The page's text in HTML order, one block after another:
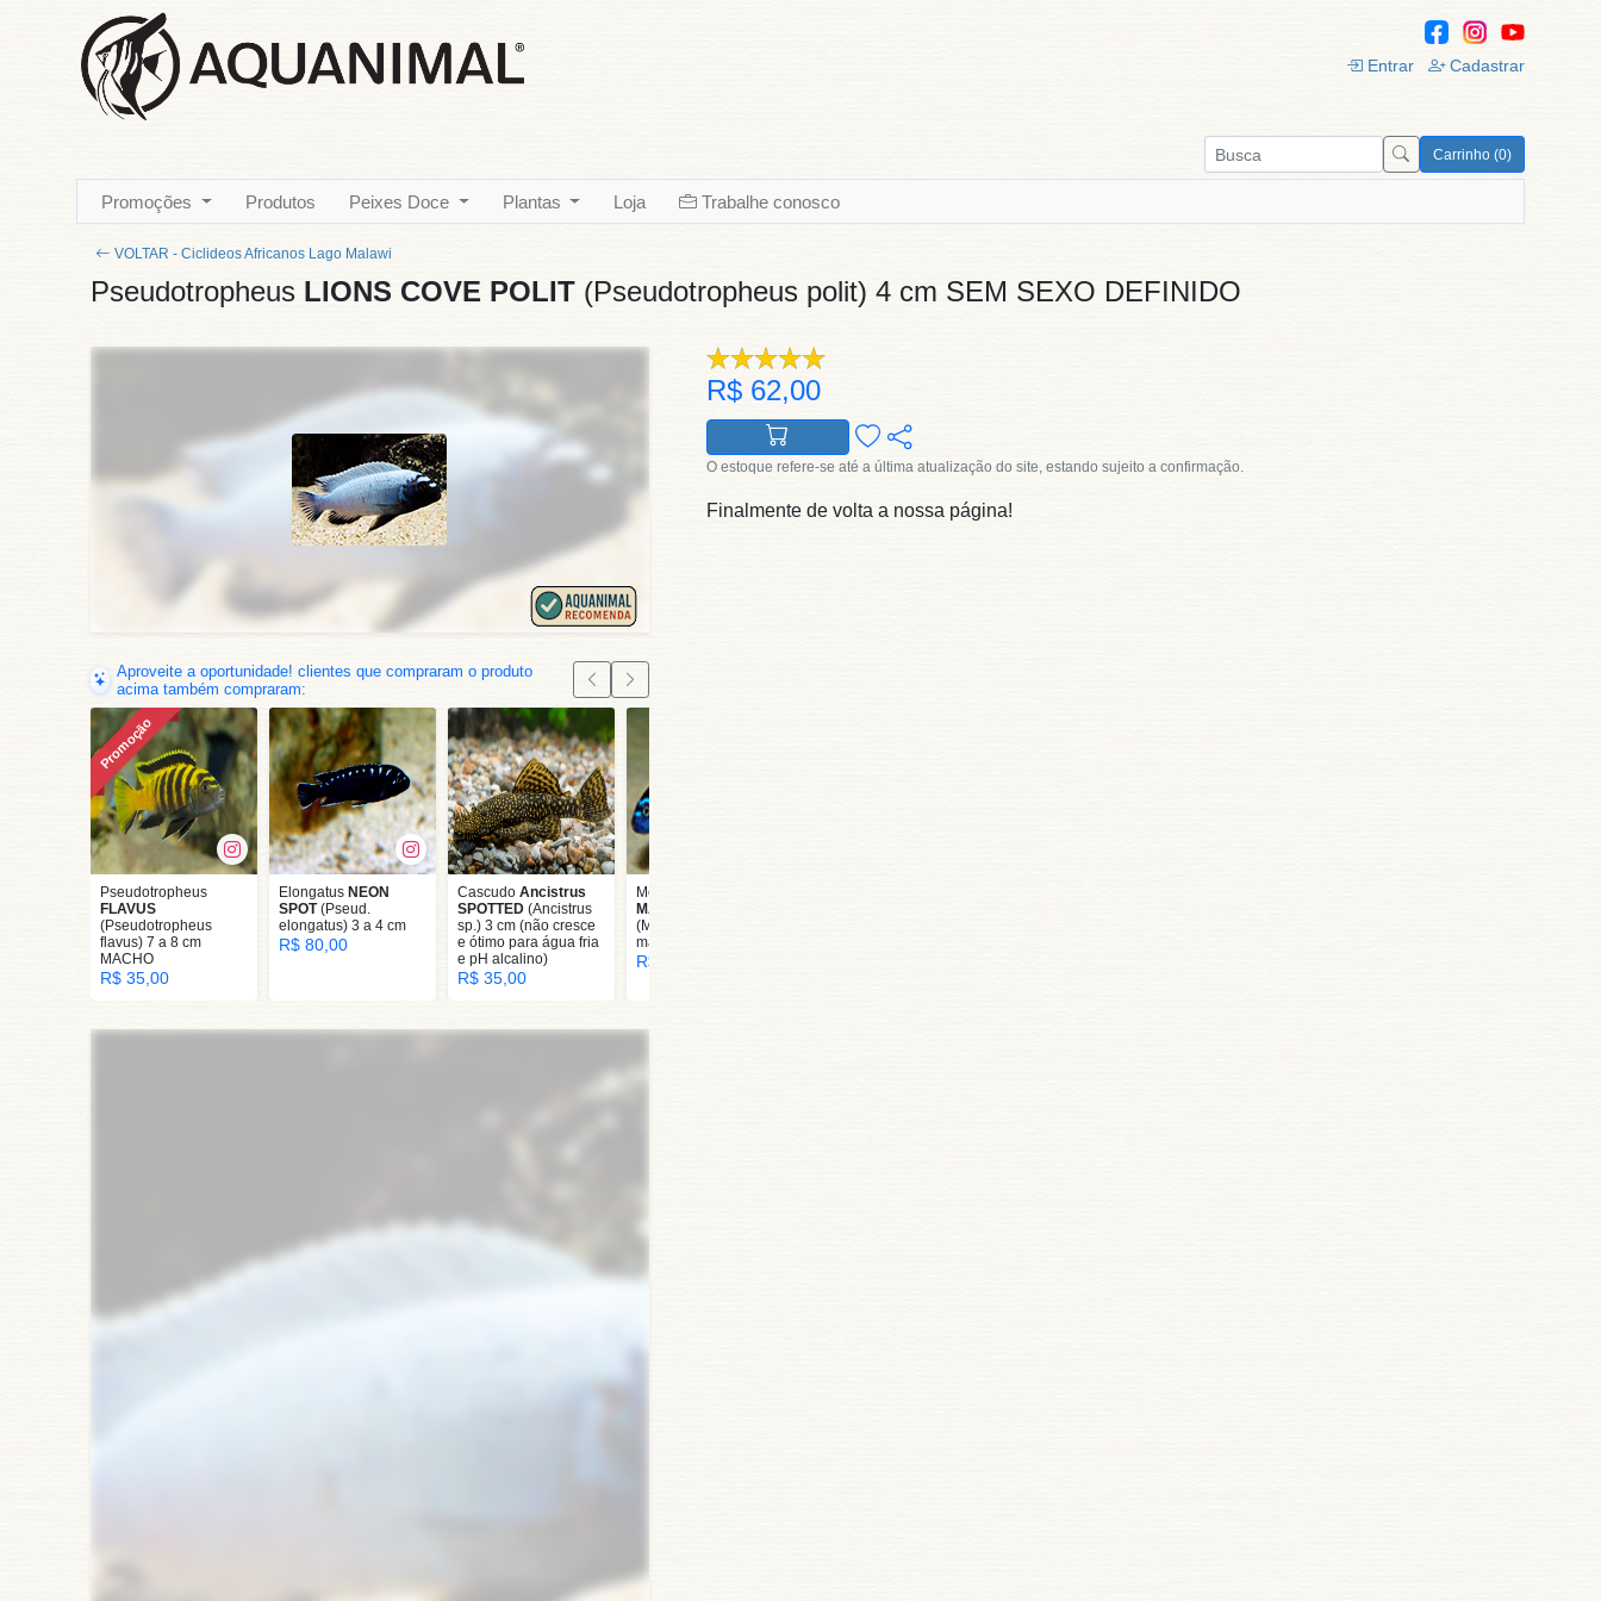
Entrar Cadastrar
Carrinho (0)
Promoções Produtos Peixes Doce Plantas Loja Trabalhe conosco
VOLTAR - Ciclideos Africanos Lago Malawi
Pseudotropheus LIONS COVE POLIT (Pseudotropheus polit) 4 cm SEM SEXO DEFINIDO
Aproveite a oportunidade! clientes que compraram o produto
acima também compraram:
Promoção
Pseudotropheus
FLAVUS
(Pseudotropheus
flavus) 7 a 8 cm
MACHO
R$ 35,00
Elongatus NEON
SPOT(Pseud.
elongatus) 3 a 4 cm
R$ 80,00
Cascudo Ancistrus
SPOTTED (Ancistrus
sp.) 3 cm (não cresce
e ótimo para água fria
e pH alcalino)
R$ 35,00
Melanocromis
MAINGANO TRUE
(Melanocromis
maingano) 3 cm
R$ 17,00
R$ 62,00
O estoque refere-se até a última atualização do site, estando sujeito a confirmação.
Finalmente de volta a nossa página!